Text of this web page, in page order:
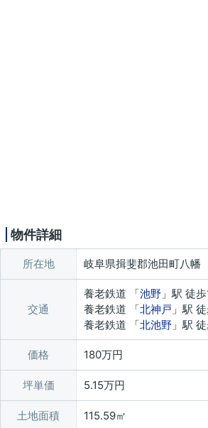
物件詳細
所在地 岐阜県揖斐郡池田町八幡
交通
養老鉄道 「池野 」駅 徒
養老鉄道 「北神戸 」駅
養老鉄道 「北池野 」駅
価格 180万円
坪単価 5.15万円
土地面積 115.59㎡